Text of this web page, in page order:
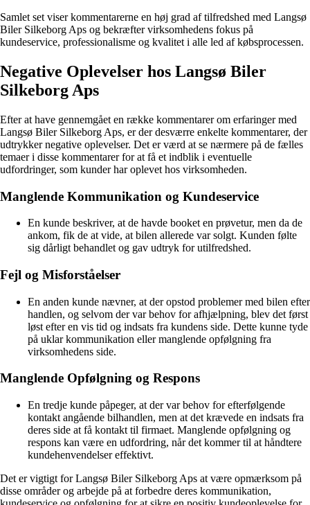
Samlet set viser kommentarerne en høj grad af tilfredshed med Langsø
Biler Silkeborg Aps og bekræfter virksomhedens fokus på
kundeservice, professionalisme og kvalitet i alle led af købsprocessen.
Negative Oplevelser hos Langsø Biler
Silkeborg Aps
Efter at have gennemgået en række kommentarer om erfaringer med
Langsø Biler Silkeborg Aps, er der desværre enkelte kommentarer, der
udtrykker negative oplevelser. Det er værd at se nærmere på de fælles
temaer i disse kommentarer for at få et indblik i eventuelle
udfordringer, som kunder har oplevet hos virksomheden.
Manglende Kommunikation og Kundeservice
En kunde beskriver, at de havde booket en prøvetur, men da de
ankom, fik de at vide, at bilen allerede var solgt. Kunden følte
sig dårligt behandlet og gav udtryk for utilfredshed.
Fejl og Misforståelser
En anden kunde nævner, at der opstod problemer med bilen efter
handlen, og selvom der var behov for afhjælpning, blev det først
løst efter en vis tid og indsats fra kundens side. Dette kunne tyde
på uklar kommunikation eller manglende opfølgning fra
virksomhedens side.
Manglende Opfølgning og Respons
En tredje kunde påpeger, at der var behov for efterfølgende
kontakt angående bilhandlen, men at det krævede en indsats fra
deres side at få kontakt til firmaet. Manglende opfølgning og
respons kan være en udfordring, når det kommer til at håndtere
kundehenvendelser effektivt.
Det er vigtigt for Langsø Biler Silkeborg Aps at være opmærksom på
disse områder og arbejde på at forbedre deres kommunikation,